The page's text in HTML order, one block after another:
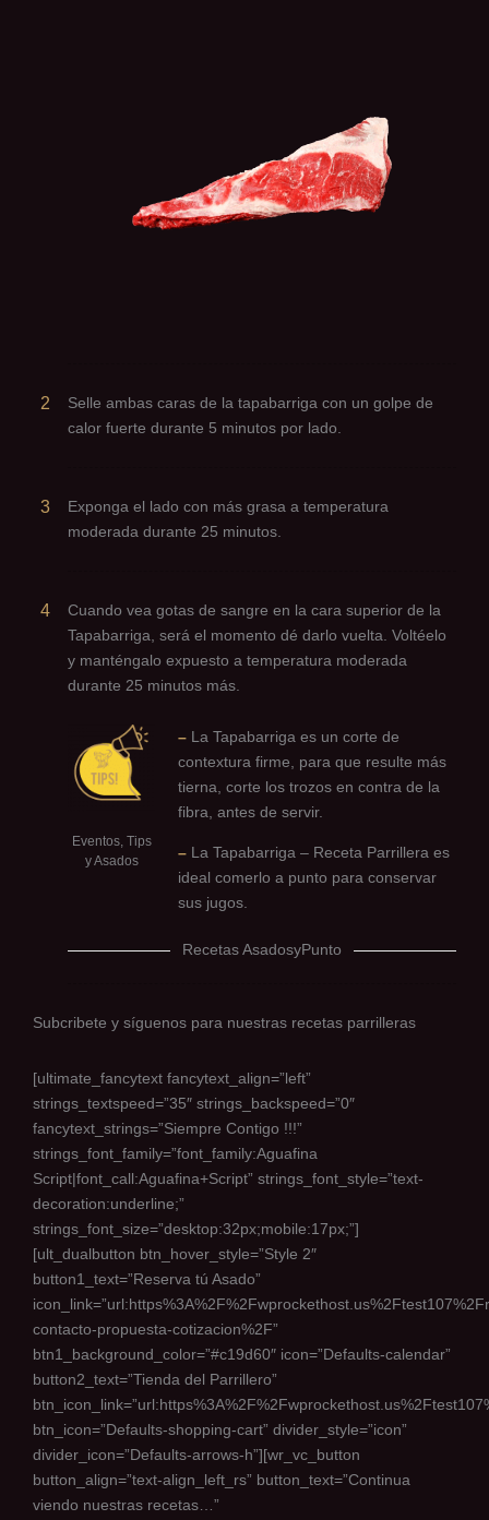
2
Selle ambas caras de la tapabarriga con un golpe de
calor fuerte durante 5 minutos por lado.
3
Exponga el lado con más grasa a temperatura
moderada durante 25 minutos.
4
Cuando vea gotas de sangre en la cara superior de la
Tapabarriga, será el momento dé darlo vuelta. Voltéelo
y manténgalo expuesto a temperatura moderada
durante 25 minutos más.
Eventos, Tips
y Asados
– La Tapabarriga es un corte de
contextura firme, para que resulte más
tierna, corte los trozos en contra de la
fibra, antes de servir.
– La Tapabarriga – Receta Parrillera es
ideal comerlo a punto para conservar
sus jugos.
Recetas AsadosyPunto
Subcribete y síguenos para nuestras recetas parrilleras
[ultimate_fancytext fancytext_align=”left”
strings_textspeed=”35″ strings_backspeed=”0″
fancytext_strings=”Siempre Contigo !!!”
strings_font_family=”font_family:Aguafina
Script|font_call:Aguafina+Script” strings_font_style=”text-
decoration:underline;”
strings_font_size=”desktop:32px;mobile:17px;”]
[ult_dualbutton btn_hover_style=”Style 2″
button1_text=”Reserva tú Asado”
contacto-propuesta-cotizacion%2F”
btn1_background_color=”#c19d60″ icon=”Defaults-calendar”
button2_text=”Tienda del Parrillero”
btn_icon=”Defaults-shopping-cart” divider_style=”icon”
divider_icon=”Defaults-arrows-h”][wr_vc_button
button_align=”text-align_left_rs” button_text=”Continua
viendo nuestras recetas…”